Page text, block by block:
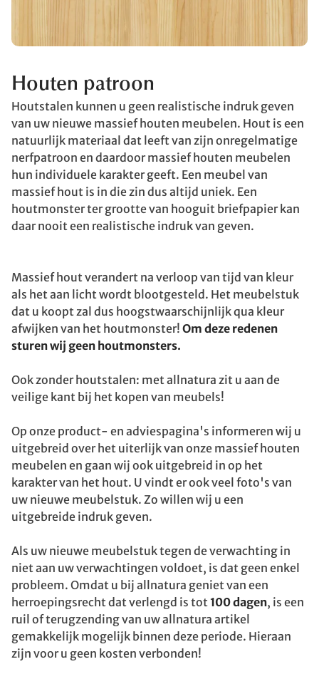
Houten patroon
Houtstalen kunnen u geen realistische indruk geven
van uw nieuwe massief houten meubelen. Hout is een
natuurlijk materiaal dat leeft van zijn onregelmatige
nerfpatroon en daardoor massief houten meubelen
hun individuele karakter geeft. Een meubel van
massief hout is in die zin dus altijd uniek. Een
houtmonster ter grootte van hooguit briefpapier kan
daar nooit een realistische indruk van geven.
Massief hout verandert na verloop van tijd van kleur
als het aan licht wordt blootgesteld. Het meubelstuk
dat u koopt zal dus hoogstwaarschijnlijk qua kleur
afwijken van het houtmonster! Om deze redenen
sturen wij geen houtmonsters.
Ook zonder houtstalen: met allnatura zit u aan de
veilige kant bij het kopen van meubels!
Op onze product- en adviespagina's informeren wij u
uitgebreid over het uiterlijk van onze massief houten
meubelen en gaan wij ook uitgebreid in op het
karakter van het hout. U vindt er ook veel foto's van
uw nieuwe meubelstuk. Zo willen wij u een
uitgebreide indruk geven.
Als uw nieuwe meubelstuk tegen de verwachting in
niet aan uw verwachtingen voldoet, is dat geen enkel
probleem. Omdat u bij allnatura geniet van een
herroepingsrecht dat verlengd is tot 100 dagen, is een
ruil of terugzending van uw allnatura artikel
gemakkelijk mogelijk binnen deze periode. Hieraan
zijn voor u geen kosten verbonden!